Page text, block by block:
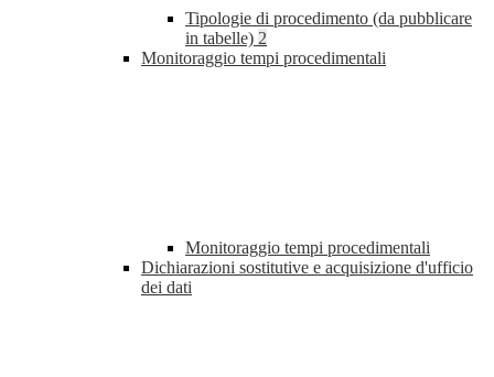
Tipologie di procedimento (da pubblicare
in tabelle) 2
Monitoraggio tempi procedimentali
Monitoraggio tempi procedimentali
Dichiarazioni sostitutive e acquisizione d'ufficio
dei dati